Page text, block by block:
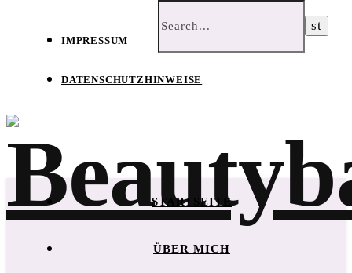
IMPRESSUM
DATENSCHUTZHINWEISE
STARTSEITE
ÜBER MICH